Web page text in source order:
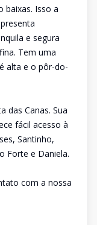
baixas. Isso a
e segura
Tem uma
alta e o pôr-do-
das Canas. Sua
fácil acesso à
Santinho,
Forte e Daniela.
com a nossa